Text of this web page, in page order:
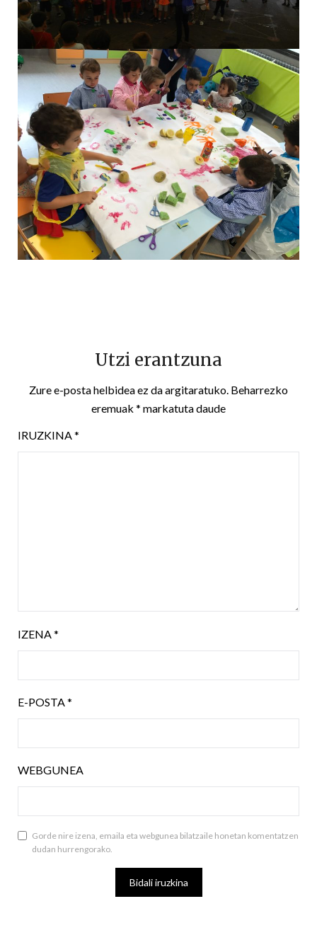
Utzi erantzuna
Zure e-posta helbidea ez da argitaratuko. Beharrezko
eremuak * markatuta daude
IRUZKINA*
IZENA*
E-POSTA*
WEBGUNEA
Gorde nire izena, emaila eta webgunea bilatzaile honetan komentatzen
dudan hurrengorako.